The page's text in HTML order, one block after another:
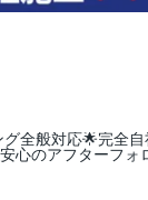
全般対応🌟完全自
安心のアフターフォ